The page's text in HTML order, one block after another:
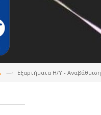
Εξαρτήματα Η/Υ - Αναβάθμιση